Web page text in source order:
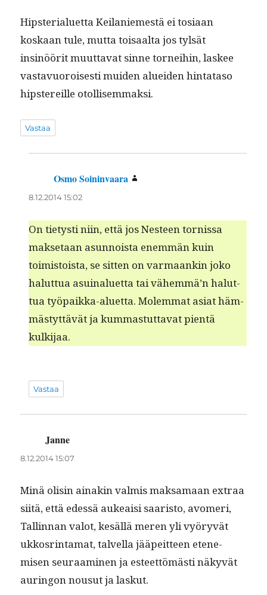
Hip­ste­ri­aluet­ta Keilaniemestä ei tosi­aan
koskaan tule, mut­ta toisaal­ta jos tyl­sät
insinöörit muut­ta­vat sinne tornei­hin, las­kee
vas­tavuorois­es­ti muiden aluei­den hin­tata­so
hip­stereille otollisemmaksi.
Vastaa
Osmo Soininvaara
8.12.2014 15:02
On tietysti niin, että jos Nes­teen tor­nissa
mak­se­taan asun­noista enem­män kuin
toimis­toista, se sit­ten on var­maankin joko
halut­tua asuinaluet­ta tai vähem­mä’n halut­
tua työ­paik­ka-aluet­ta. Molem­mat asi­at häm­
mästyt­tävät ja kum­mas­tut­ta­vat pien­tä
kulkijaa.
Vastaa
Janne
8.12.2014 15:07
Minä olisin ainakin valmis mak­samaan extraa
siitä, että edessä aukeaisi saaris­to, avomeri,
Tallinnan val­ot, kesäl­lä meren yli vyöryvät
ukkos­rin­ta­mat, talvel­la jääpeit­teen eten­e­
misen seu­raami­nen ja esteet­tömästi näkyvät
auringon nousut ja laskut.